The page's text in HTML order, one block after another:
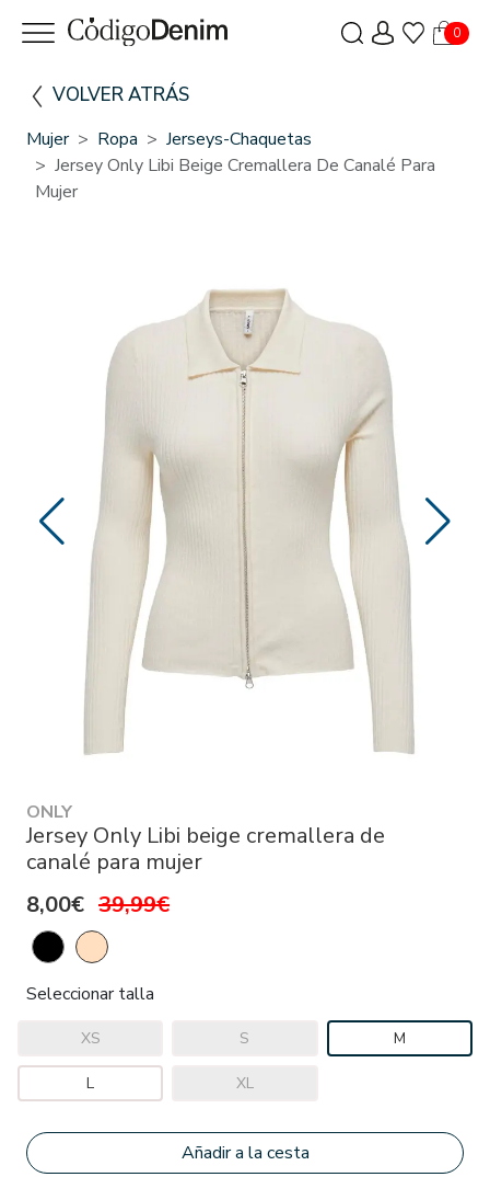
0
VOLVER ATRÁS
Mujer Ropa
Jerseys-Chaquetas
Jersey Only Libi Beige Cremallera De Canalé Para
Mujer
ONLY
Jersey Only Libi beige cremallera de
canalé para mujer
8,00€ 39,99€
Seleccionar talla
XS S M
L XL